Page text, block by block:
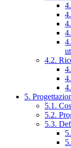
4.2.
5.
5.1.
5.2.
5.3.